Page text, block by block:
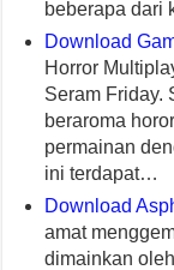
beberapa dari
Download
Horror
Seram Friday.
beraroma
permainan
ini terdapat…
Download
amat
dimainkan